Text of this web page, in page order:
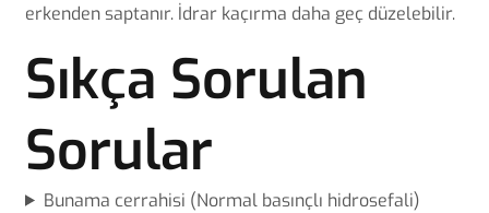
erkenden saptanır. İdrar kaçırma daha geç düzelebilir.
Sıkça Sorulan
Sorular
Bunama cerrahisi (Normal basınçlı hidrosefali)